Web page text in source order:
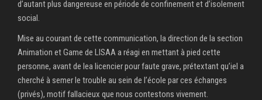
d’autant plus dangereuse en période de confinement et d’isolement
social.
Mise au courant de cette communication, la direction de la section
Animation et Game de LISAA a réagi en mettant à pied cette
personne, avant de lea licencier pour faute grave, prétextant qu’iel a
cherché à semer le trouble au sein de l’école par ces échanges
(privés), motif fallacieux que nous contestons vivement.